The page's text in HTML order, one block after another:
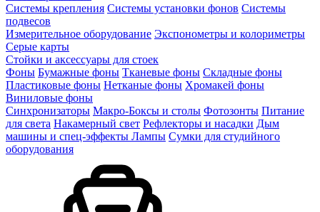
Системы крепления Системы установки фонов Системы
подвесов
Измерительное оборудование Экспонометры и колориметры
Серые карты
Стойки и аксессуары для стоек
Фоны Бумажные фоны Тканевые фоны Складные фоны
Пластиковые фоны Нетканые фоны Хромакей фоны
Виниловые фоны
Синхронизаторы Макро-Боксы и столы Фотозонты Питание
для света Накамерный свет Рефлекторы и насадки Дым
машины и спец-эффекты Лампы Сумки для студийного
оборудования